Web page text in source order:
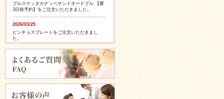
ブルスケッタカナッペサンドオードブル 【要
3日前予約】をご注文いただきました。
2026/03/25
ピンチョスプレートをご注文いただきまし
た。
ピンチョスプレートをご注文いただきまし
た。
ピンチョスバスケット【要3日前予約】をご注
文いただきました。